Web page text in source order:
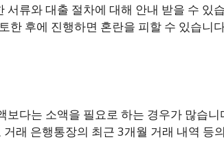
서류와 대출 절차에 대해 안내 받을 수 있
한 후에 진행하면 혼란을 피할 수 있습니
보다는 소액을 필요로 하는 경우가 많습니
래 은행통장의 최근 3개월 거래 내역 등